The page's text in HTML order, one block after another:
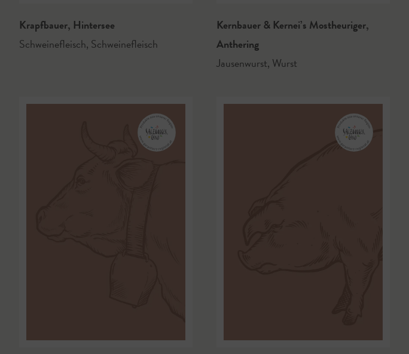
Krapfbauer, Hintersee
Schweinefleisch, Schweinefleisch
Kernbauer & Kernei’s Mostheuriger,
Anthering
Jausenwurst, Wurst